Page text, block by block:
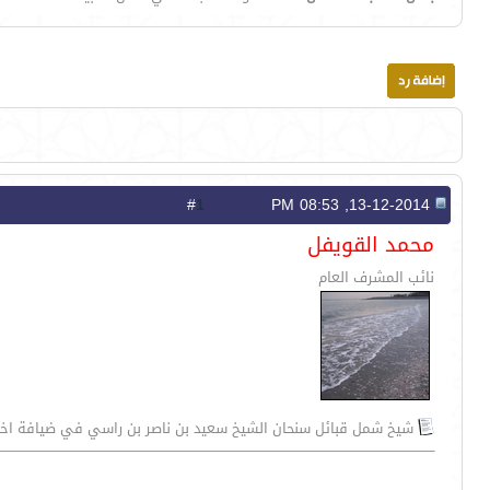
1
محمد القويفل
نائب المشرف العام
شيخ شمل قبائل سنحان الشيخ سعيد بن ناصر بن راسي في ضيافة